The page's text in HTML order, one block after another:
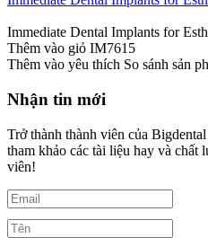
Immediate Dental Implants for
Thêm vào giỏ IM7615
Thêm vào yêu thích So sánh sản
Nhận tin mới
Trở thành thành viên của
tham khảo các tài liệu hay và chất
viên!